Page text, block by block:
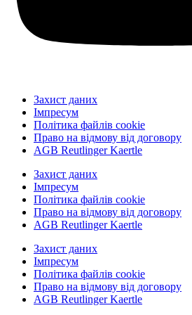
Захист даних
Імпресум
Політика файлів cookie
Право на відмову від договору
AGB Reutlinger Kaertle
Захист даних
Імпресум
Політика файлів cookie
Право на відмову від договору
AGB Reutlinger Kaertle
Захист даних
Імпресум
Політика файлів cookie
Право на відмову від договору
AGB Reutlinger Kaertle